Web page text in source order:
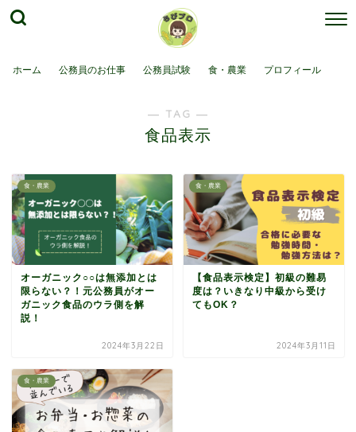
ホーム 公務員のお仕事 公務員試験 食・農業 プロフィール
― TAG ―
食品表示
食・農業
オーガニック○○は無添加とは
限らない？！元公務員がオー
ガニック食品のウラ側を解
説！
2024年3月22日
食・農業
【食品表示検定】初級の難易
度は？いきなり中級から受け
てもOK？
2024年3月11日
食・農業